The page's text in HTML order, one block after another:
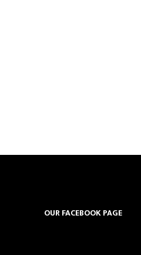
OUR FACEBOOK PAGE